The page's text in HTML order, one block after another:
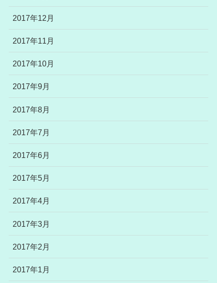
2017年12月
2017年11月
2017年10月
2017年9月
2017年8月
2017年7月
2017年6月
2017年5月
2017年4月
2017年3月
2017年2月
2017年1月